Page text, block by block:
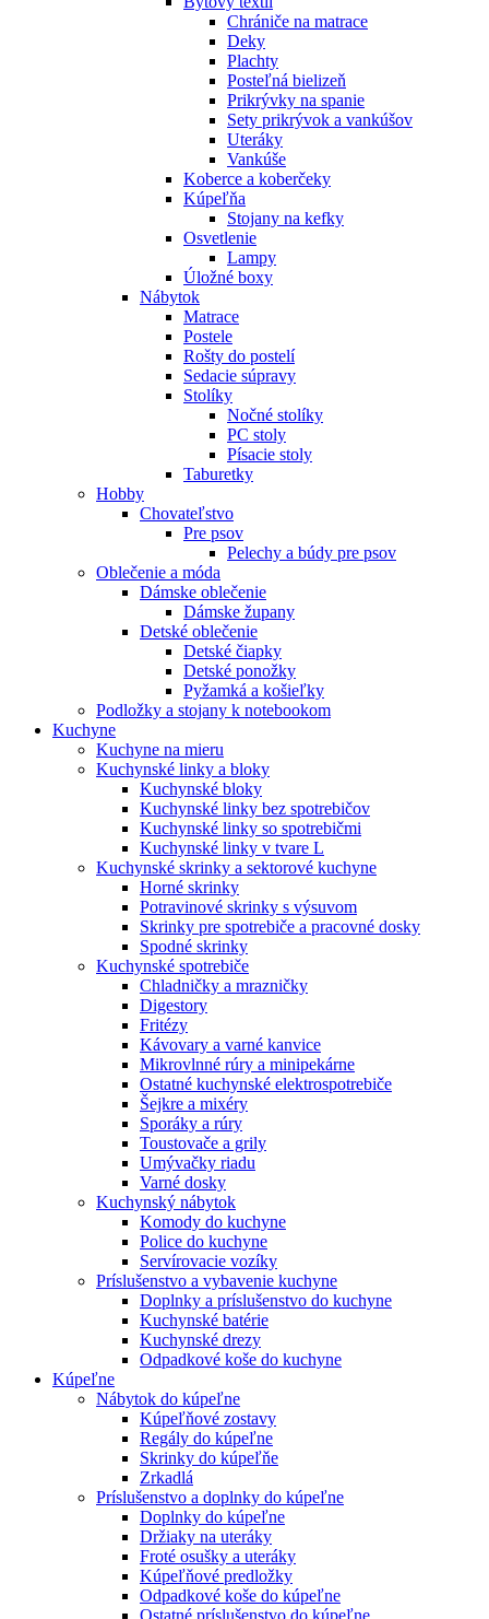
Chrániče na matrace
Deky
Plachty
Posteľná bielizeň
Prikrývky na spanie
Sety prikrývok a vankúšov
Uteráky
Vankúše
Koberce a koberčeky
Kúpeľňa
Stojany na kefky
Osvetlenie
Lampy
Úložné boxy
Nábytok
Matrace
Postele
Rošty do postelí
Sedacie súpravy
Stolíky
Nočné stolíky
PC stoly
Písacie stoly
Taburetky
Hobby
Chovateľstvo
Pre psov
Pelechy a búdy pre psov
Oblečenie a móda
Dámske oblečenie
Dámske župany
Detské oblečenie
Detské čiapky
Detské ponožky
Pyžamká a košieľky
Podložky a stojany k notebookom
Kuchyne
Kuchyne na mieru
Kuchynské linky a bloky
Kuchynské bloky
Kuchynské linky bez spotrebičov
Kuchynské linky so spotrebičmi
Kuchynské linky v tvare L
Kuchynské skrinky a sektorové kuchyne
Horné skrinky
Potravinové skrinky s výsuvom
Skrinky pre spotrebiče a pracovné dosky
Spodné skrinky
Kuchynské spotrebiče
Chladničky a mrazničky
Digestory
Fritézy
Kávovary a varné kanvice
Mikrovlnné rúry a minipekárne
Ostatné kuchynské elektrospotrebiče
Šejkre a mixéry
Sporáky a rúry
Toustovače a grily
Umývačky riadu
Varné dosky
Kuchynský nábytok
Komody do kuchyne
Police do kuchyne
Servírovacie vozíky
Príslušenstvo a vybavenie kuchyne
Doplnky a príslušenstvo do kuchyne
Kuchynské batérie
Kuchynské drezy
Odpadkové koše do kuchyne
Kúpeľne
Nábytok do kúpeľne
Kúpeľňové zostavy
Regály do kúpeľne
Skrinky do kúpeľňe
Zrkadlá
Príslušenstvo a doplnky do kúpeľne
Doplnky do kúpeľne
Držiaky na uteráky
Froté osušky a uteráky
Kúpeľňové predložky
Odpadkové koše do kúpeľne
Ostatné príslušenstvo do kúpeľne